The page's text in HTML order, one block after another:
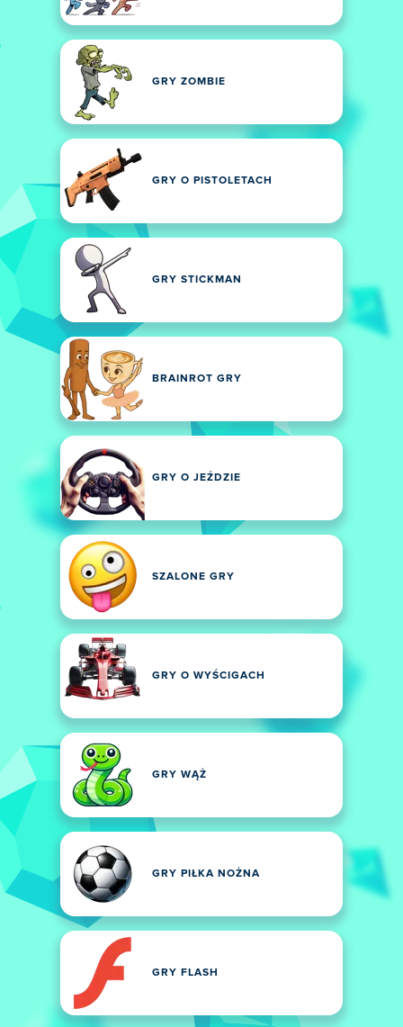
GRY ZOMBIE
GRY O PISTOLETACH
GRY STICKMAN
BRAINROT GRY
GRY O JEŹDZIE
SZALONE GRY
GRY O WYŚCIGACH
GRY WĄŻ
GRY PIŁKA NOŻNA
GRY FLASH